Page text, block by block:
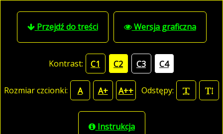
Przejdź do treści Wersja graficzna
Kontrast: C1 C2 C3 C4
Rozmiar czcionki: A A+ A++ Odstępy:
Instrukcja